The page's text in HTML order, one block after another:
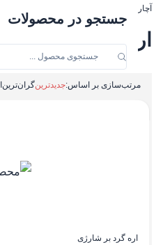
جستجو در محصولات
آچاردستی
اره گرد بر شارژی
مرتب‌سازی بر اساس:جدیدترینگران‌ترین
اره گرد بر شارژی